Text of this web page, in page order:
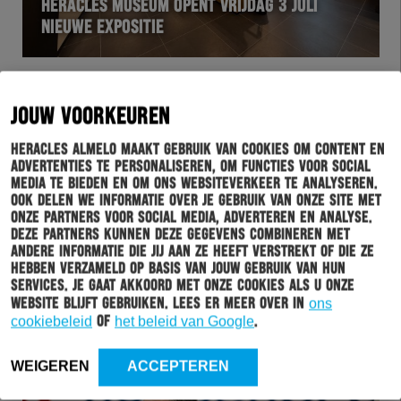
JOUW VOORKEUREN
Heracles Almelo maakt gebruik van cookies om content en
advertenties te personaliseren, om functies voor social
media te bieden en om ons websiteverkeer te analyseren.
Ook delen we informatie over je gebruik van onze site met
onze partners voor social media, adverteren en analyse.
Deze partners kunnen deze gegevens combineren met
andere informatie die jij aan ze heeft verstrekt of die ze
hebben verzameld op basis van jouw gebruik van hun
services. Je gaat akkoord met onze cookies als u onze
website blijft gebruiken. Lees er meer over in ons
cookiebeleid of het beleid van Google.
WEIGEREN ACCEPTEREN
HERACLES MUSEUM OPENT VRIJDAG 3 JULI
NIEUWE EXPOSITIE
HERACLES 01-07-2026
ESPORTER MILAN PLEVIER VERLAAT HERACLES
ALMELO